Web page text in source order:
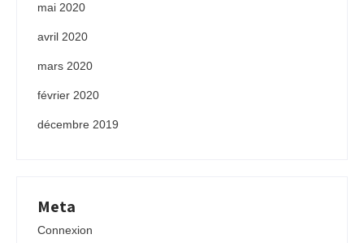
mai 2020
avril 2020
mars 2020
février 2020
décembre 2019
Meta
Connexion